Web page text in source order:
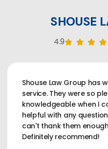
SHOUSE
4.9
Shouse Law Group has
service. They were so
knowledgeable when I
helpful with any
can't thank them
Definitely recommend!